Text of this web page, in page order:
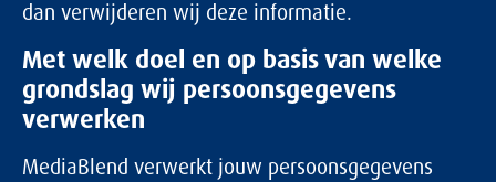
dan verwijderen wij deze informatie.
Met welk doel en op basis van welke
grondslag wij persoonsgegevens
verwerken
MediaBlend verwerkt jouw persoonsgegevens